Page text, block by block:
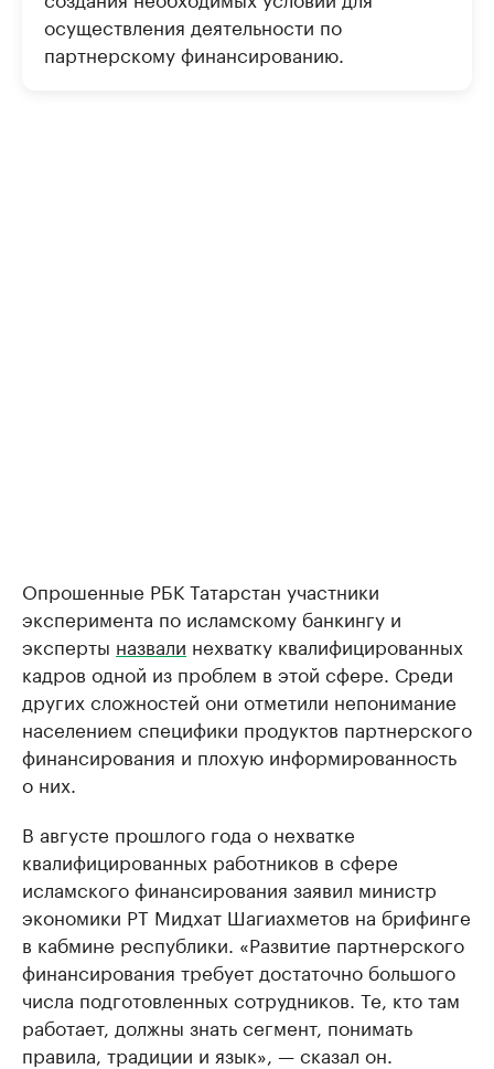
осуществления деятельности по
партнерскому финансированию.
Опрошенные РБК Татарстан участники
эксперимента по исламскому банкингу и
эксперты назвали нехватку квалифицированных
кадров одной из проблем в этой сфере. Среди
других сложностей они отметили непонимание
населением специфики продуктов партнерского
финансирования и плохую информированность
о них.
В августе прошлого года о нехватке
квалифицированных работников в сфере
исламского финансирования заявил министр
экономики РТ Мидхат Шагиахметов на брифинге
в кабмине республики. «Развитие партнерского
финансирования требует достаточно большого
числа подготовленных сотрудников. Те, кто там
работает, должны знать сегмент, понимать
правила, традиции и язык», — сказал он.